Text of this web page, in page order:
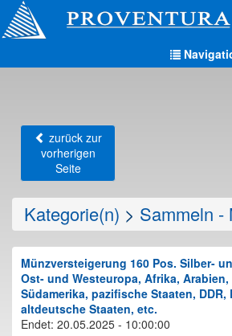
zurück zur
vorherigen
Seite
Kategorie(n) > Sammeln -
Münzversteigerung 160 Pos. Silber-
Ost- und Westeuropa, Afrika,
Südamerika, pazifische Staaten, DDR,
altdeutsche Staaten, etc.
Endet: 20.05.2025 - 10:00:00